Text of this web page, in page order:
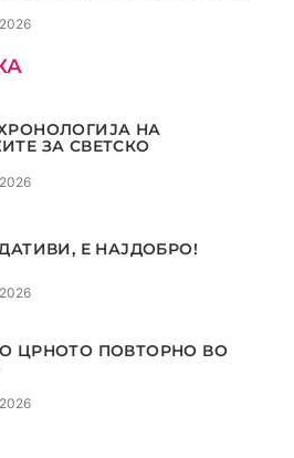
НА
ЗА СВЕТСКО
Е НАЈДОБРО!
ЦРНОТО ПОВТОРНО ВО